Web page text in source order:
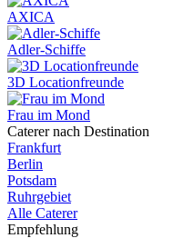
AXICA
Adler-Schiffe
3D Locationfreunde
Frau im Mond
Caterer nach Destination
Frankfurt
Berlin
Potsdam
Ruhrgebiet
Alle Caterer
Empfehlung